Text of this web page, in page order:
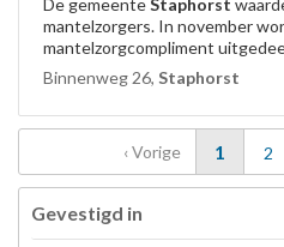
De gemeenteStaphorst
mantelzorgers. In november
mantelzorgcompliment
mantelzorgcompliment bestaat
van...
Binnenweg 26, Staphorst
‹Vorigepaginapagina
1 2
Gevestigd in